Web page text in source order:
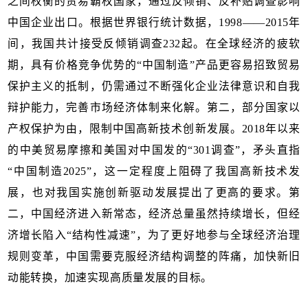
中国企业出口。根据世界银行统计数据，1998——2015年
间，我国共计接受反倾销调查232起。在全球经济的疲软
期，具有价格竞争优势的“中国制造”产品更容易招致贸易
保护主义的抵制，仍需通过不断强化企业法律意识和自我
辩护能力，完善市场经济体制来化解。第二，部分国家以
产权保护为由，限制中国高新技术创新发展。2018年以来
的中美贸易摩擦和美国对中国发的“301调查”，矛头直指
“中国制造2025”，这一定程度上阻碍了我国高新技术发
展，也对我国实施创新驱动发展提出了更高的要求。第
二，中国经济进入新常态，经济总量虽然持续增长，但经
济增长陷入“结构性减速”，为了更好地参与全球经济治理
规则变革，中国需要克服经济结构调整的阵痛，加快新旧
动能转换，加速实现高质量发展的目标。